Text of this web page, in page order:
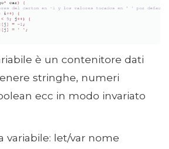
è un contenitore dati
stringhe, numeri
ecc in modo invariato
variabile: let/var nome